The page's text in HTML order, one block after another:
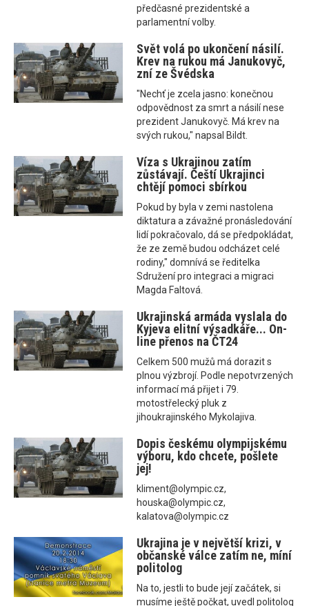
předčasné prezidentské a
parlamentní volby.
Svět volá po ukončení násilí.
Krev na rukou má Janukovyč,
zní ze Švédska
"Nechť je zcela jasno: konečnou
odpovědnost za smrt a násilí nese
prezident Janukovyč. Má krev na
svých rukou," napsal Bildt.
Víza s Ukrajinou zatím
zůstávají. Čeští Ukrajinci
chtějí pomoci sbírkou
Pokud by byla v zemi nastolena
diktatura a závažné pronásledování
lidí pokračovalo, dá se předpokládat,
že ze země budou odcházet celé
rodiny," domnívá se ředitelka
Sdružení pro integraci a migraci
Magda Faltová.
Ukrajinská armáda vyslala do
Kyjeva elitní výsadkáře... On-
line přenos na ČT24
Celkem 500 mužů má dorazit s
plnou výzbrojí. Podle nepotvrzených
informací má přijet i 79.
motostřelecký pluk z
jihoukrajinského Mykolajiva.
Dopis českému olympijskému
výboru, kdo chcete, pošlete
jej!
kliment@olympic.cz,
houska@olympic.cz,
kalatova@olympic.cz
Ukrajina je v největší krizi, v
občanské válce zatím ne, míní
politolog
Na to, jestli to bude její začátek, si
musíme ještě počkat, uvedl politolog